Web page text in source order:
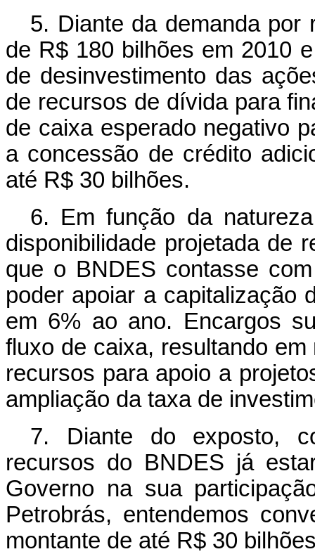
5. Diante da demanda por
de R$ 180 bilhões em 2010
de desinvestimento das
de recursos de dívida para
de caixa esperado negativo
a concessão de crédito
até R$ 30 bilhões.
6. Em função da
disponibilidade projetada de
que o BNDES contasse
poder apoiar a capitalização
em 6% ao ano. Encargos
fluxo de caixa, resultando
recursos para apoio a
ampliação da taxa de
7. Diante do exposto,
recursos do BNDES já
Governo na sua
Petrobrás, entendemos
montante de até R$ 30